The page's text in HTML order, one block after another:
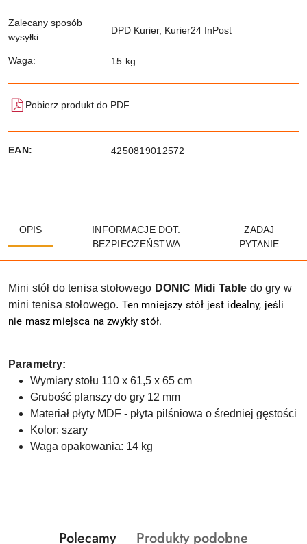
Zalecany sposób
wysyłki::
DPD Kurier, Kurier24 InPost
Waga: 15 kg
Pobierz produkt do PDF
EAN: 4250819012572
OPIS
INFORMACJE DOT.
BEZPIECZEŃSTWA
ZADAJ
PYTANIE
Mini stół do tenisa stołowego DONIC Midi Table do gry w
mini tenisa stołowego. Ten mniejszy stół jest idealny, jeśli
nie masz miejsca na zwykły stół.
Parametry:
Wymiary stołu 110 x 61,5 x 65 cm
Grubość planszy do gry 12 mm
Materiał płyty MDF - płyta pilśniowa o średniej gęstości
Kolor: szary
Waga opakowania: 14 kg
Produkty
Polecamy
Produkty
Produkty podobne